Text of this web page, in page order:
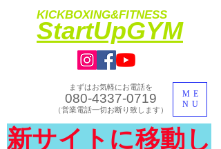
KICKBOXING&FITNESS
​StartUpGYM
ME
NU
まずはお気軽にお電話を
080-4337-0719
​（営業電話一切お断り致します）
​体験入会実施中
新サイトに移動し